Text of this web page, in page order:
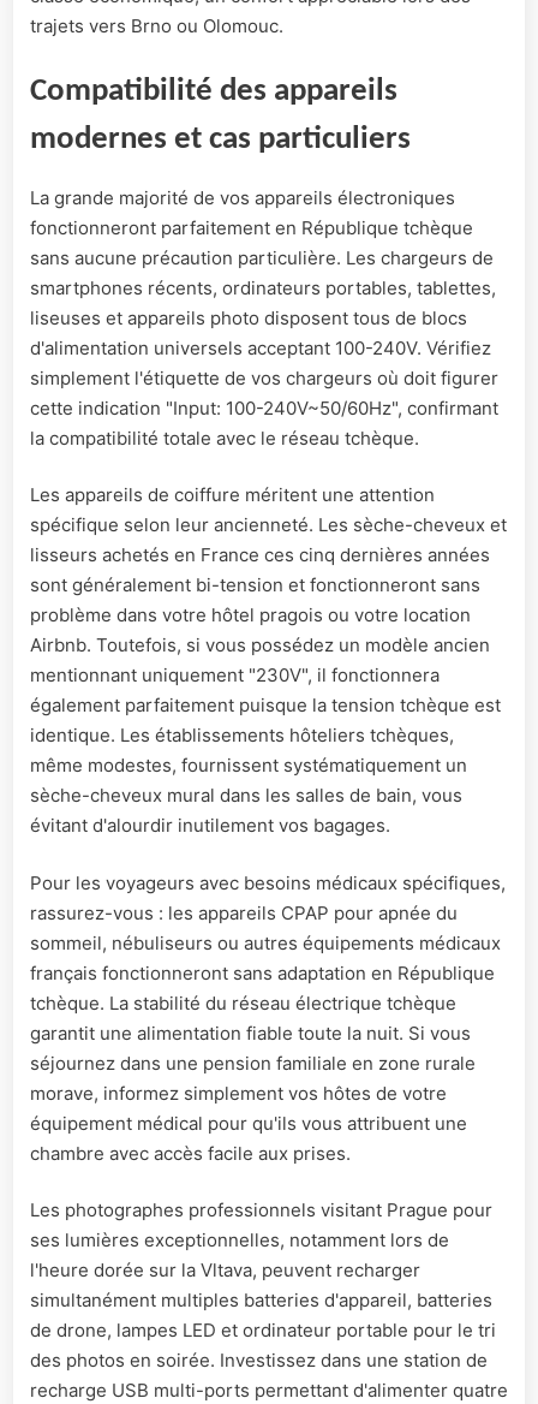
trajets vers Brno ou Olomouc.
Compatibilité des appareils
modernes et cas particuliers
La grande majorité de vos appareils électroniques
fonctionneront parfaitement en République tchèque
sans aucune précaution particulière. Les chargeurs de
smartphones récents, ordinateurs portables, tablettes,
liseuses et appareils photo disposent tous de blocs
d'alimentation universels acceptant 100-240V. Vérifiez
simplement l'étiquette de vos chargeurs où doit figurer
cette indication "Input: 100-240V~50/60Hz", confirmant
la compatibilité totale avec le réseau tchèque.
Les appareils de coiffure méritent une attention
spécifique selon leur ancienneté. Les sèche-cheveux et
lisseurs achetés en France ces cinq dernières années
sont généralement bi-tension et fonctionneront sans
problème dans votre hôtel pragois ou votre location
Airbnb. Toutefois, si vous possédez un modèle ancien
mentionnant uniquement "230V", il fonctionnera
également parfaitement puisque la tension tchèque est
identique. Les établissements hôteliers tchèques,
même modestes, fournissent systématiquement un
sèche-cheveux mural dans les salles de bain, vous
évitant d'alourdir inutilement vos bagages.
Pour les voyageurs avec besoins médicaux spécifiques,
rassurez-vous : les appareils CPAP pour apnée du
sommeil, nébuliseurs ou autres équipements médicaux
français fonctionneront sans adaptation en République
tchèque. La stabilité du réseau électrique tchèque
garantit une alimentation fiable toute la nuit. Si vous
séjournez dans une pension familiale en zone rurale
morave, informez simplement vos hôtes de votre
équipement médical pour qu'ils vous attribuent une
chambre avec accès facile aux prises.
Les photographes professionnels visitant Prague pour
ses lumières exceptionnelles, notamment lors de
l'heure dorée sur la Vltava, peuvent recharger
simultanément multiples batteries d'appareil, batteries
de drone, lampes LED et ordinateur portable pour le tri
des photos en soirée. Investissez dans une station de
recharge USB multi-ports permettant d'alimenter quatre